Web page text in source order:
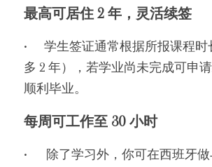
最高可居住 2 年，灵活续签
•      学生签证通常根据所报课程
多 2 年），若学业尚未完成可申
顺利毕业。
每周可工作至 30 小时
•	除了学习外，你可在西班牙做与专业相关的